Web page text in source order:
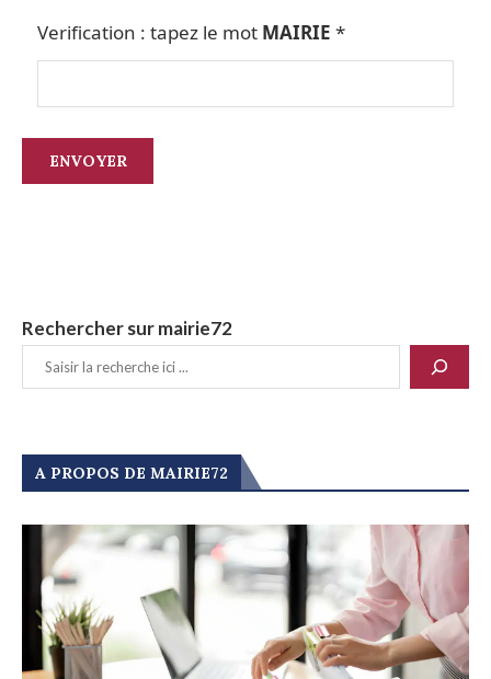
Verification : tapez le mot MAIRIE *
Rechercher sur mairie72
A PROPOS DE MAIRIE72